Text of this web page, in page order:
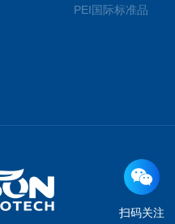
PEI国际标准品
扫码关注